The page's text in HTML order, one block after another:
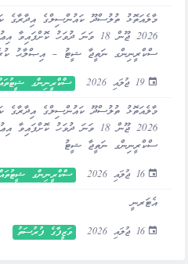
މާލެއަތޮޅު ތުލުސްދޫ ކައުންސިލްގެ އިދާރާގެ
2026 ޖޫން 18 ވަނަ ދުވަހު
ސްކްރީނިންގ ނަތީޖާ ޝީޓު – އިޞްލާޙު
19 ޖުލައި 2026 ސްކްރީނިންގ
މާލެއަތޮޅު ތުލުސްދޫ ކައުންސިލްގެ އިދާރާގެ
2026 ޖޫން 18 ވަނަ ދުވަހު
ސްކްރީނިންގ ނަތީޖާ ޝީޓު
16 ޖުލައި 2026 ސްކްރީނިންގ
އެޓަރނީ
16 ޖުލައި 2026 ވަޒީފާގެ ފުރުސަތު